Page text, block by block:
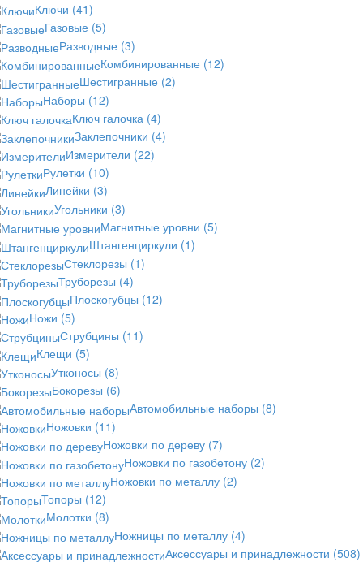
Ключи (41)
Газовые (5)
Разводные (3)
Комбинированные (12)
Шестигранные (2)
Наборы (12)
Ключ галочка (4)
Заклепочники (4)
Измерители (22)
Рулетки (10)
Линейки (3)
Угольники (3)
Магнитные уровни (5)
Штангенциркули (1)
Стеклорезы (1)
Труборезы (4)
Плоскогубцы (12)
Ножи (5)
Струбцины (11)
Клещи (5)
Утконосы (8)
Бокорезы (6)
Автомобильные наборы (8)
Ножовки (11)
Ножовки по дереву (7)
Ножовки по газобетону (2)
Ножовки по металлу (2)
Топоры (12)
Молотки (8)
Ножницы по металлу (4)
Аксессуары и принадлежности (508)